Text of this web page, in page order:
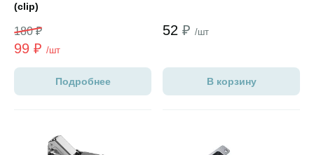
(clip)
180 ₽
99 ₽ /шт
Подробнее
52 ₽ /шт
В корзину
Открыть товар